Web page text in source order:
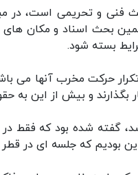
فنی و تحریمی است،
بحث اسناد و مکان
بسته شود.
حرکت مخرب آنها می
بگذارند و بیش از این به
شد، گفته شده بود که
بودیم که جلسه ای در